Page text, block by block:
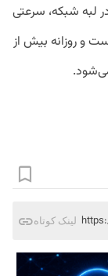
لبه شبکه، سرعتی
و روزانه بیش از
لینک کوتاه